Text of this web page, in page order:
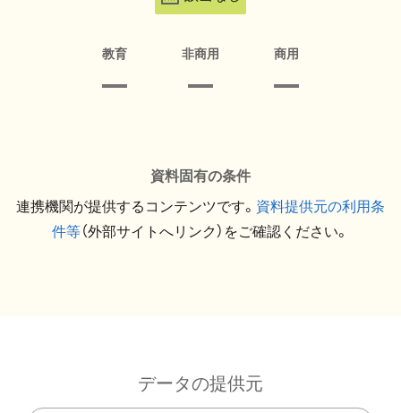
教育 非商用 商用
資料固有の条件
連携機関が提供するコンテンツです。 資料提供元の利用条
件等（外部サイトへリンク）をご確認ください。
データの提供元